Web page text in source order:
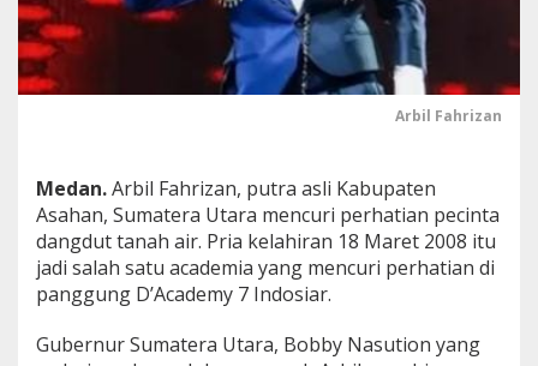
i
o
a
r
k
a
n
A
b
Arbil Fahrizan
Medan.Arbil Fahrizan, putra asli Kabupaten
Asahan, Sumatera Utara mencuri perhatian pecinta
dangdut tanah air. Pria kelahiran 18 Maret 2008 itu
jadi salah satu academia yang mencuri perhatian di
panggung D’Academy 7 Indosiar.
Gubernur Sumatera Utara, Bobby Nasution yang